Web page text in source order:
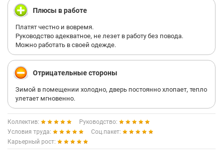
Плюсы в работе
Платят честно и вовремя.
Руководство адекватное, не лезет в работу без повода.
Можно работать в своей одежде.
Отрицательные стороны
Зимой в помещении холодно, дверь постоянно хлопает, тепло
улетает мгновенно.
Коллектив:
Руководство:
Условия труда:
Соц.пакет:
Карьерный рост: